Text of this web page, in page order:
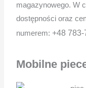
magazynowego. W
dostępności oraz
numerem:+48 783-
Mobilne